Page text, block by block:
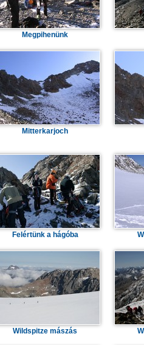
Megpihenünk
Mitterkarjoch
Felértünk a hágóba
Wildspitze mászás